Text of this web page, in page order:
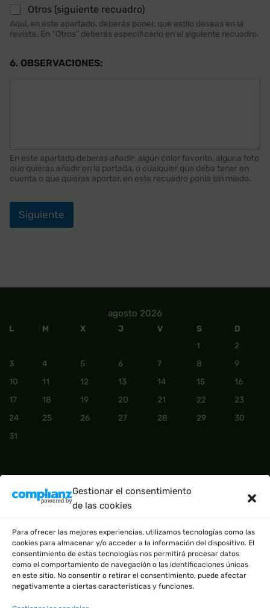
Gestionar el consentimiento
de las cookies
Para ofrecer las mejores experiencias, utilizamos tecnologías como las
cookies para almacenar y/o acceder a la información del dispositivo. El
consentimiento de estas tecnologías nos permitirá procesar datos
como el comportamiento de navegación o las identificaciones únicas
en este sitio. No consentir o retirar el consentimiento, puede afectar
negativamente a ciertas características y funciones.
Otros (siguiente recuadro)
Aquí, en este apartado, deberás poner, que estilo deseas en la
revista. En “Otros” deberás especificarlo en el siguiente recuadro.
6. OBSERVACIONES:
En este apartado deberás añadir: algún color favorito, alguna foto
que quieras añadir en la portada, o cualquier que deba tener en
cuenta o que quieras aportar, en este recuadro ponla sin miedo.
Siguiente
agosto 2026
L M X J V S
D
1
2
3
4 5 6 7 8
9
10
11 12 13 14 15
16
17
18 19 20 21 22
23
24
25 26 27 28 29
30
31
CATEGORÍAS DEL PRODUCTO